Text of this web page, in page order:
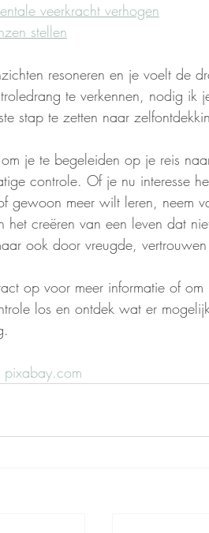
veerkracht verhogen
stellen
resoneren en je voelt de
te verkennen, nodig
stap te zetten naar
je te begeleiden op je reis
controle. Of je nu interesse
gewoon meer wilt leren, neem
het creëren van een leven dat
ook door vreugde,
op voor meer informatie of
los en ontdek wat er
pixabay.com